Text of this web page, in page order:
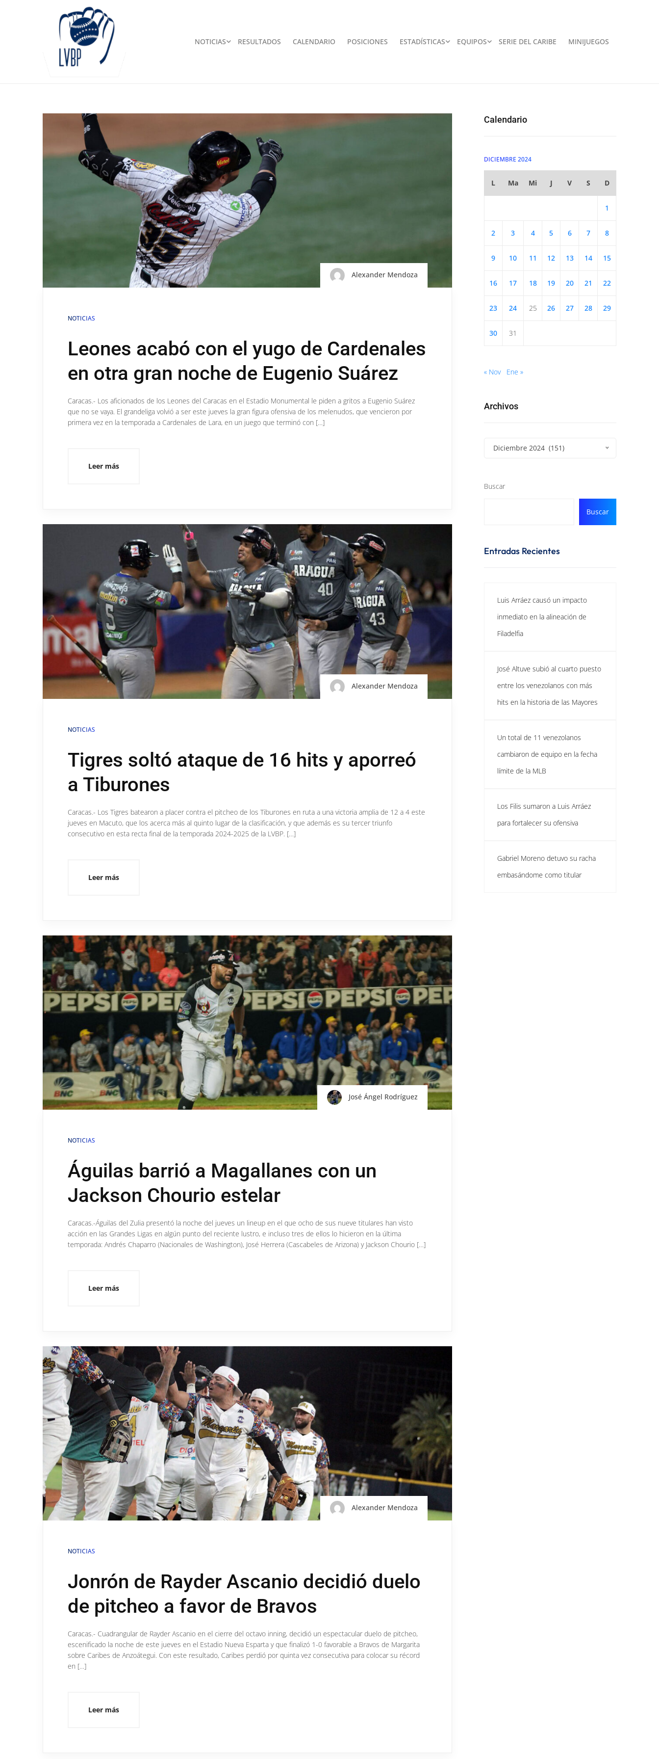
NOTICIAS RESULTADOS CALENDARIO POSICIONES ESTADÍSTICAS EQUIPOS SERIE DEL CARIBE MINIJUEGOS
Alexander Mendoza
NOTICIAS
Leones acabó con el yugo de Cardenales
en otra gran noche de Eugenio Suárez
Caracas.- Los aficionados de los Leones del Caracas en el Estadio Monumental le piden a gritos a Eugenio Suárez
que no se vaya. El grandeliga volvió a ser este jueves la gran figura ofensiva de los melenudos, que vencieron por
primera vez en la temporada a Cardenales de Lara, en un juego que terminó con […]
Leer más
Alexander Mendoza
NOTICIAS
Tigres soltó ataque de 16 hits y aporreó
a Tiburones
Caracas.- Los Tigres batearon a placer contra el pitcheo de los Tiburones en ruta a una victoria amplia de 12 a 4 este
jueves en Macuto, que los acerca más al quinto lugar de la clasificación, y que además es su tercer triunfo
consecutivo en esta recta final de la temporada 2024-2025 de la LVBP. […]
Leer más
José Ángel Rodríguez
NOTICIAS
Águilas barrió a Magallanes con un
Jackson Chourio estelar
Caracas.-Águilas del Zulia presentó la noche del jueves un lineup en el que ocho de sus nueve titulares han visto
acción en las Grandes Ligas en algún punto del reciente lustro, e incluso tres de ellos lo hicieron en la última
temporada: Andrés Chaparro (Nacionales de Washington), José Herrera (Cascabeles de Arizona) y Jackson Chourio […]
Leer más
Alexander Mendoza
NOTICIAS
Jonrón de Rayder Ascanio decidió duelo
de pitcheo a favor de Bravos
Caracas.- Cuadrangular de Rayder Ascanio en el cierre del octavo inning, decidió un espectacular duelo de pitcheo,
escenificado la noche de este jueves en el Estadio Nueva Esparta y que finalizó 1-0 favorable a Bravos de Margarita
sobre Caribes de Anzoátegui. Con este resultado, Caribes perdió por quinta vez consecutiva para colocar su récord
en […]
Leer más
Calendario
DICIEMBRE 2024
L Ma Mi J V S D
1
2 3 4 5 6 7 8
9 10 11 12 13 14 15
16 17 18 19 20 21 22
23 24 25 26 27 28 29
30 31
« Nov Ene »
Archivos
Diciembre 2024 (151)
Buscar
Buscar
Entradas Recientes
Luis Arráez causó un impacto
inmediato en la alineación de
Filadelfia
José Altuve subió al cuarto puesto
entre los venezolanos con más
hits en la historia de las Mayores
Un total de 11 venezolanos
cambiaron de equipo en la fecha
límite de la MLB
Los Filis sumaron a Luis Arráez
para fortalecer su ofensiva
Gabriel Moreno detuvo su racha
embasándome como titular